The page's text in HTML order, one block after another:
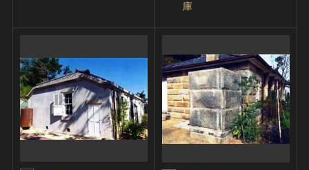
庫